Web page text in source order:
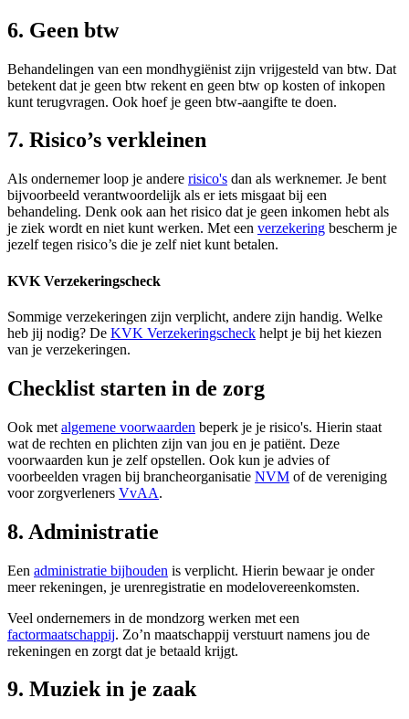
6. Geen btw
Behandelingen van een mondhygiënist zijn vrijgesteld van btw. Dat
betekent dat je geen btw rekent en geen btw op kosten of inkopen
kunt terugvragen. Ook hoef je geen btw-aangifte te doen.
7. Risico’s verkleinen
Als ondernemer loop je andere risico's dan als werknemer. Je bent
bijvoorbeeld verantwoordelijk als er iets misgaat bij een
behandeling. Denk ook aan het risico dat je geen inkomen hebt als
je ziek wordt en niet kunt werken. Met een verzekering bescherm je
jezelf tegen risico’s die je zelf niet kunt betalen.
KVK Verzekeringscheck
Sommige verzekeringen zijn verplicht, andere zijn handig. Welke
heb jij nodig? De KVK Verzekeringscheck helpt je bij het kiezen
van je verzekeringen.
Checklist starten in de zorg
Ook met algemene voorwaarden beperk je je risico's. Hierin staat
wat de rechten en plichten zijn van jou en je patiënt. Deze
voorwaarden kun je zelf opstellen. Ook kun je advies of
voorbeelden vragen bij brancheorganisatie NVM of de vereniging
voor zorgverleners VvAA.
8. Administratie
Een administratie bijhouden is verplicht. Hierin bewaar je onder
meer rekeningen, je urenregistratie en modelovereenkomsten.
Veel ondernemers in de mondzorg werken met een
factormaatschappij. Zo’n maatschappij verstuurt namens jou de
rekeningen en zorgt dat je betaald krijgt.
9. Muziek in je zaak